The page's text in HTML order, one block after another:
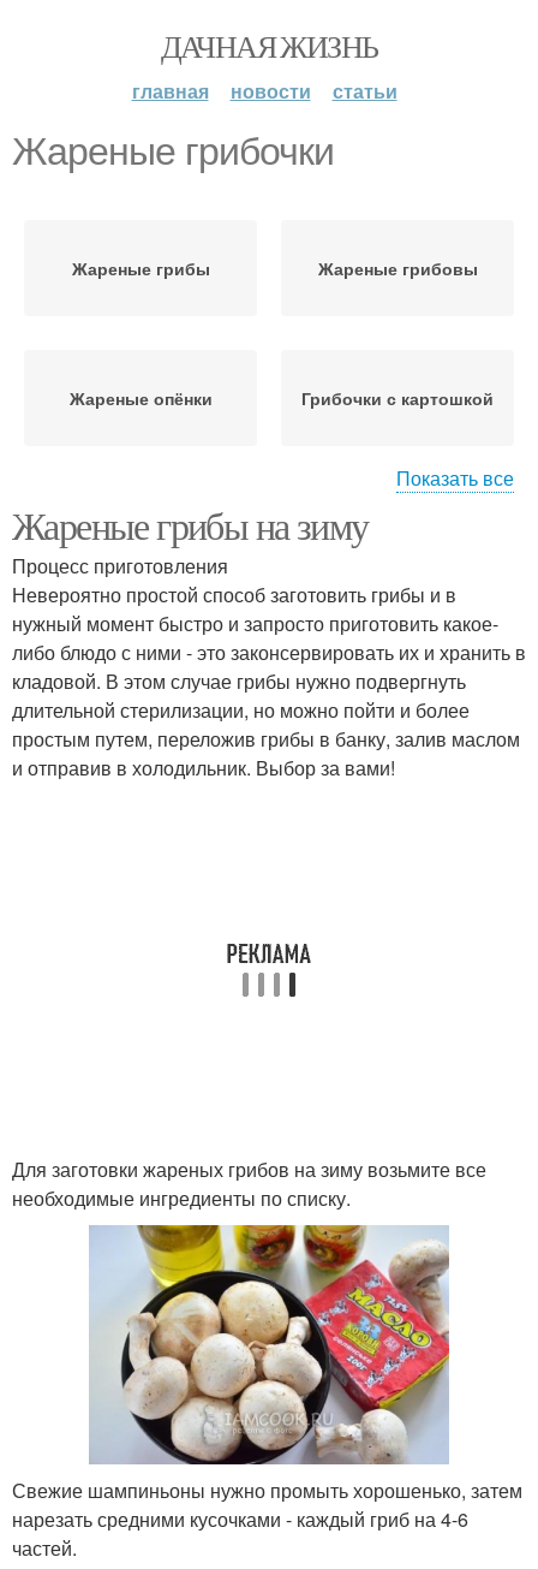
ДАЧНАЯ ЖИЗНЬ
главная новости статьи
Жареные грибочки
Жареные грибы Жареные грибовы
Жареные опёнки Грибочки с картошкой
Сушеные грибочки
грибами
Показать все
Жареные грибы на зиму
Процесс приготовления
Невероятно простой способ заготовить грибы и в
нужный момент быстро и запросто приготовить какое-
либо блюдо с ними - это законсервировать их и хранить в
кладовой. В этом случае грибы нужно подвергнуть
длительной стерилизации, но можно пойти и более
простым путем, переложив грибы в банку, залив маслом
и отправив в холодильник. Выбор за вами!
Для заготовки жареных грибов на зиму возьмите все
необходимые ингредиенты по списку.
Свежие шампиньоны нужно промыть хорошенько, затем
нарезать средними кусочками - каждый гриб на 4-6
частей.